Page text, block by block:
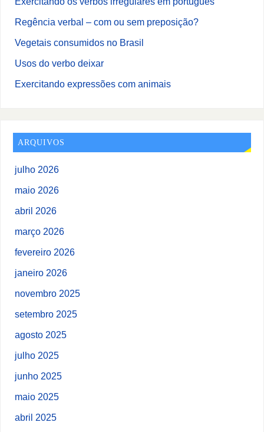
Regência verbal – com ou sem preposição?
Vegetais consumidos no Brasil
Usos do verbo deixar
Exercitando expressões com animais
ARQUIVOS
julho 2026
maio 2026
abril 2026
março 2026
fevereiro 2026
janeiro 2026
novembro 2025
setembro 2025
agosto 2025
julho 2025
junho 2025
maio 2025
abril 2025